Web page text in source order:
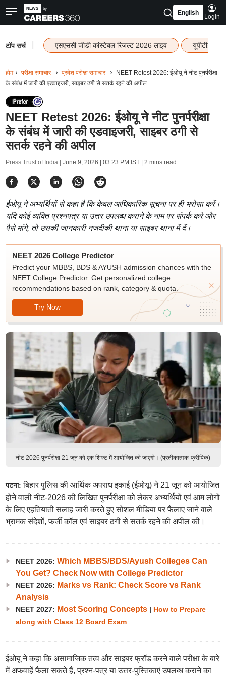
English
Login
टॉप सर्च एसएससी जीडी कांस्टेबल रिजल्ट 2026 लाइव यूपीटीईटी
होम परीक्षा समाचार प्रवेश परीक्षा समाचार
NEET Retest 2026: ईओयू ने नीट पुनर्परीक्षा
के संबंध में जारी की एडवाइजरी, साइबर ठगी से सतर्क रहने की अपील
NEET Retest 2026: ईओयू ने नीट पुनर्परीक्षा
के संबंध में जारी की एडवाइजरी, साइबर ठगी से
सतर्क रहने की अपील
Press Trust of India | June 9, 2026 | 03:23 PM IST| 2 mins read
ईओयू ने अभ्यर्थियों से कहा है कि केवल आधिकारिक सूचना पर ही भरोसा करें।
यदि कोई व्यक्ति प्रश्नपत्र या उत्तर उपलब्ध कराने के नाम पर संपर्क करे और
पैसे मांगे, तो उसकी जानकारी नजदीकी थाना या साइबर थाना में दें।
NEET 2026 College Predictor
Predict your MBBS, BDS & AYUSH admission chances with the
NEET College Predictor. Get personalized college
recommendations based on rank, category & quota.
Try Now
नीट 2026 पुनर्परीक्षा 21 जून को एक शिफ्ट में आयोजित की जाएगी। (प्रतीकात्मक-फ्रीपिक)
पटना: बिहार पुलिस की आर्थिक अपराध इकाई (ईओयू) ने 21 जून को आयोजित
होने वाली नीट-2026 की लिखित पुनर्परीक्षा को लेकर अभ्यर्थियों एवं आम लोगों
के लिए एहतियाती सलाह जारी करते हुए सोशल मीडिया पर फैलाए जाने वाले
भ्रामक संदेशों, फर्जी कॉल एवं साइबर ठगी से सतर्क रहने की अपील की।
NEET 2026: Which MBBS/BDS/Ayush Colleges Can
You Get? Check Now with College Predictor
NEET 2026: Marks vs Rank: Check Score vs Rank
Analysis
NEET 2027: Most Scoring Concepts| How to Prepare
along with Class 12 Board Exam
ईओयू ने कहा कि असामाजिक तत्व और साइबर फ्रॉड करने वाले परीक्षा के बारे
में अफवाहें फैला सकते हैं, प्रश्न-पत्र या उत्तर-पुस्तिकाएं उपलब्ध कराने का